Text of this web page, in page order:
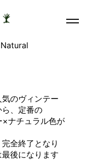
のヴィンテー
、定番の
ナチュラル色が
全終了となり
後になります